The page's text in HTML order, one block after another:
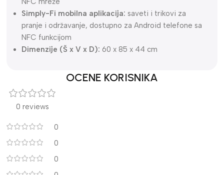
Simply-Fi mobilna aplikacija: saveti i trikovi za
pranje i održavanje, dostupno za Android telefone sa
NFC funkcijom
Dimenzije (Š x V x D): 60 x 85 x 44 cm
OCENE KORISNIKA
0 reviews
0
0
0